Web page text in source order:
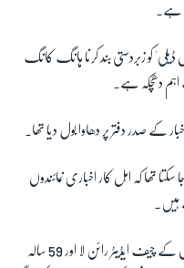
ہے۔
ڈیلی' کو زبردستی بند کرنا ہانگ کانگ
دھچکہ ہے۔
کے صدر دفتر پر دھاوا بول دیا تھا۔
تھا کہ اہل کار اخباری نمائندوں
ہیں۔
اخبار کے پانچ منتظمین کو گرفتار کیا گیا جب کہ 47 برس کے چیف ایڈیٹر رائن لا اور 59 سالہ